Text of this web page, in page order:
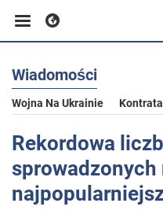
Biznes
Sport
Rozrywka
Wiadomości
Wojna Na Ukrainie
Rekordowa
sprowadzonych